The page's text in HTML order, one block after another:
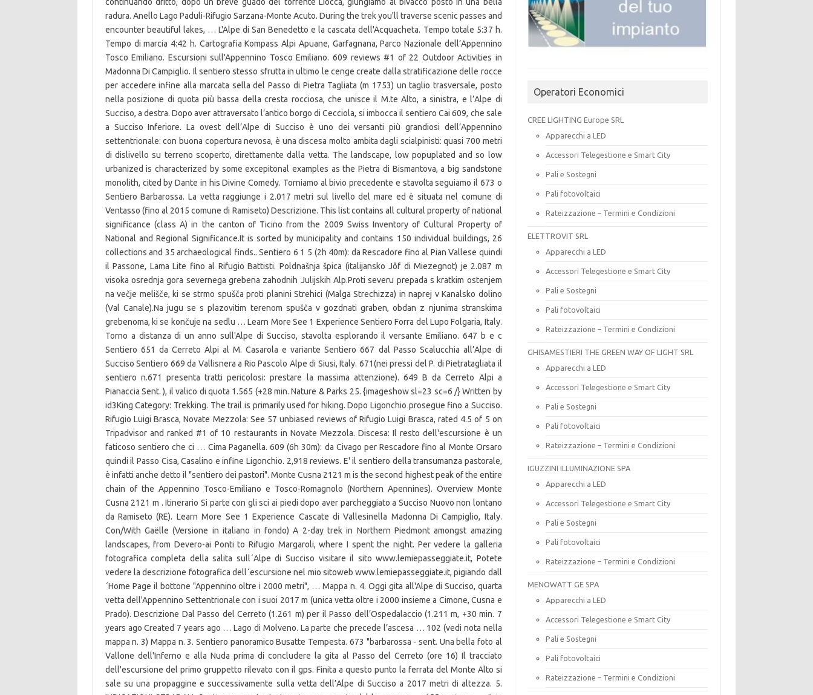
Operatori Economici
CREE LIGHTING Europe SRL
Apparecchi a LED
Accessori Telegestione e Smart City
Pali e Sostegni
Pali fotovoltaici
Rateizzazione – Termini e Condizioni
ELETTROVIT SRL
Apparecchi a LED
Accessori Telegestione e Smart City
Pali e Sostegni
Pali fotovoltaici
Rateizzazione – Termini e Condizioni
GHISAMESTIERI THE GREEN WAY OF LIGHT SRL
Apparecchi a LED
Accessori Telegestione e Smart City
Pali e Sostegni
Pali fotovoltaici
Rateizzazione – Termini e Condizioni
IGUZZINI ILLUMINAZIONE SPA
Apparecchi a LED
Accessori Telegestione e Smart City
Pali e Sostegni
Pali fotovoltaici
Rateizzazione – Termini e Condizioni
MENOWATT GE SPA
Apparecchi a LED
Accessori Telegestione e Smart City
Pali e Sostegni
Pali fotovoltaici
Rateizzazione – Termini e Condizioni